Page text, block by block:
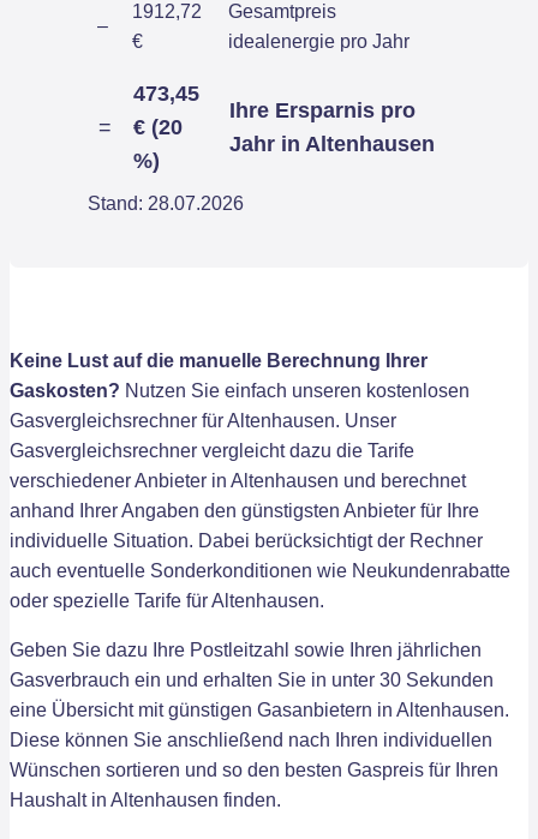
–
1912,72
€
Gesamtpreis
idealenergie pro Jahr
=
473,45
€ (20
%)
Ihre Ersparnis pro
Jahr in Altenhausen
Stand: 28.07.2026
Keine Lust auf die manuelle Berechnung Ihrer
Gaskosten? Nutzen Sie einfach unseren kostenlosen
Gasvergleichsrechner für Altenhausen. Unser
Gasvergleichsrechner vergleicht dazu die Tarife
verschiedener Anbieter in Altenhausen und berechnet
anhand Ihrer Angaben den günstigsten Anbieter für Ihre
individuelle Situation. Dabei berücksichtigt der Rechner
auch eventuelle Sonderkonditionen wie Neukundenrabatte
oder spezielle Tarife für Altenhausen.
Geben Sie dazu Ihre Postleitzahl sowie Ihren jährlichen
Gasverbrauch ein und erhalten Sie in unter 30 Sekunden
eine Übersicht mit günstigen Gasanbietern in Altenhausen.
Diese können Sie anschließend nach Ihren individuellen
Wünschen sortieren und so den besten Gaspreis für Ihren
Haushalt in Altenhausen finden.